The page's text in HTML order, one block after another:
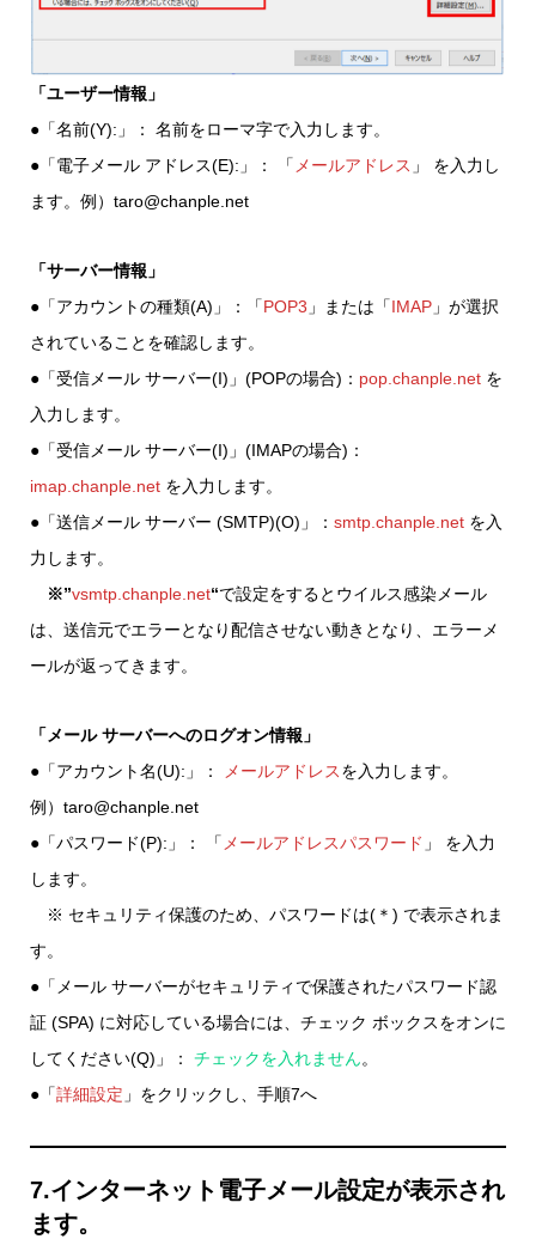
「ユーザー情報」
●「名前(Y):」： 名前をローマ字で入力します。
●「電子メール アドレス(E):」： 「 メールアドレス 」 を入力し
ます。例）taro@chanple.net
「サーバー情報」
●「アカウントの種類(A)」：「POP3 」または「IMAP 」が選択
されていることを確認します。
●「受信メール サーバー(I)」(POPの場合)： pop.chanple.net を
入力します。
●「受信メール サーバー(I)」(IMAPの場合)：
imap.chanple.net を入力します。
●「送信メール サーバー (SMTP)(O)」： smtp.chanple.net を入
力します。
※”vsmtp.chanple.net“で設定をするとウイルス感染メール
は、送信元でエラーとなり配信させない動きとなり、エラーメ
ールが返ってきます。
「メール サーバーへのログオン情報」
●「アカウント名(U):」：
メールアドレスを入力します。
例）taro@chanple.net
●「パスワード(P):」： 「 メールアドレスパスワード 」 を入力
します。
※ セキュリティ保護のため、パスワードは(＊) で表示されま
す。
●「メール サーバーがセキュリティで保護されたパスワード認
証 (SPA) に対応している場合には、チェック ボックスをオンに
してください(Q)」： チェックを入れません。
●「詳細設定 」をクリックし、手順7へ
7.インターネット電子メール設定が表示され
ます。